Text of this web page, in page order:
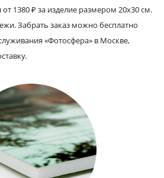
1380 ₽ за изделие размером 20х30 см.
Забрать заказ можно бесплатно
«Фотосфера» в Москве,